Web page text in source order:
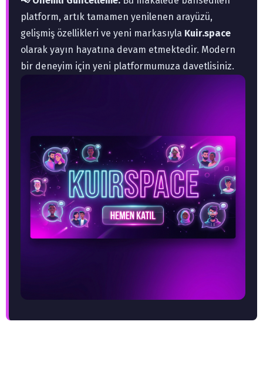
platform, artık tamamen yenilenen arayüzü,
gelişmiş özellikleri ve yeni markasıyla Kuir.space
olarak yayın hayatına devam etmektedir. Modern
bir deneyim için yeni platformumuza davetlisiniz.